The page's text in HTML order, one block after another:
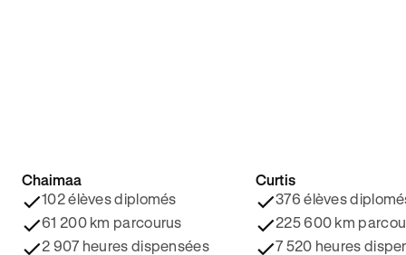
4.8/5 ⭐️
Chaimaa
102 élèves diplomés
61 200 km parcourus
2 907 heures dispensées
4.9/5 ⭐️
Curtis
376 élèves
225 600 km
7 520 heures